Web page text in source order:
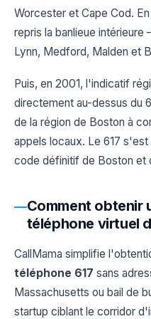
Worcester et Cape Cod.
repris la banlieue intérieure
Lynn, Medford, Malden et
Puis, en 2001, l'indicatif
directement au-dessus du
de la région de Boston à
appels locaux. Le 617
code définitif de Boston et
Comment obtenir
téléphone virtuel
CallMama simplifie
téléphone 617 sans
Massachusetts ou bail de
startup ciblant le corridor